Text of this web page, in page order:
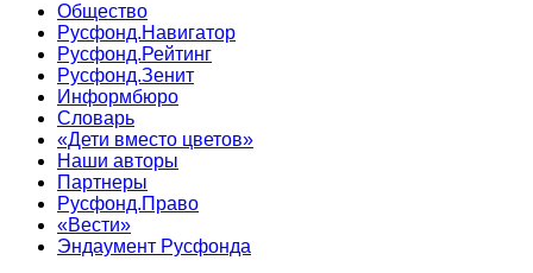
Общество
Русфонд.Навигатор
Русфонд.Рейтинг
Русфонд.Зенит
Информбюро
Словарь
«Дети вместо цветов»
Наши авторы
Партнеры
Русфонд.Право
«Вести»
Эндаумент Русфонда